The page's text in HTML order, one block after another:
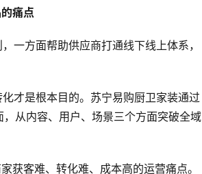
痛点
一方面帮助供应商打通线下线上体系，
才是根本目的。苏宁易购厨卫家装通过
从内容、用户、场景三个方面突破全域
获客难、转化难、成本高的运营痛点。